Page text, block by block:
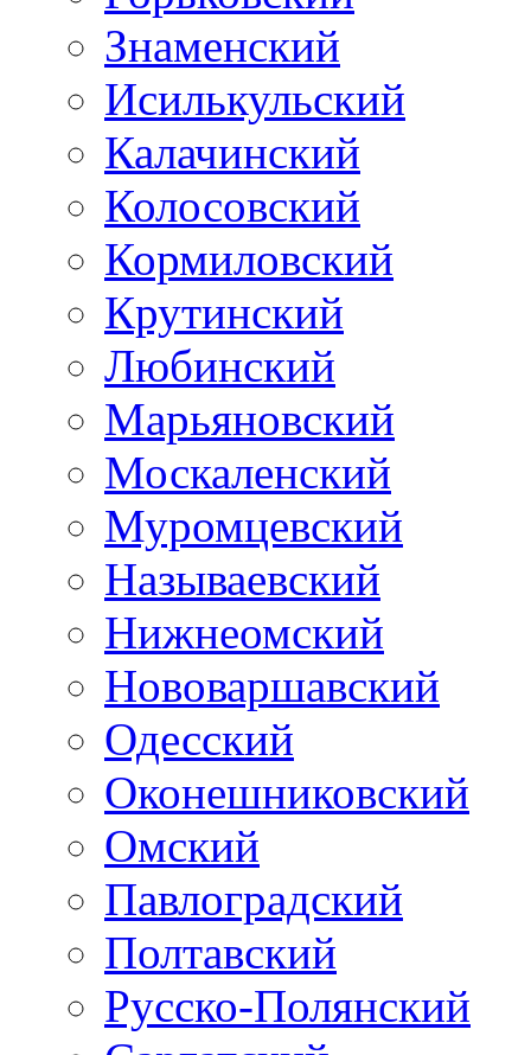
Знаменский
Исилькульский
Калачинский
Колосовский
Кормиловский
Крутинский
Любинский
Марьяновский
Москаленский
Муромцевский
Называевский
Нижнеомский
Нововаршавский
Одесский
Оконешниковский
Омский
Павлоградский
Полтавский
Русско-Полянский